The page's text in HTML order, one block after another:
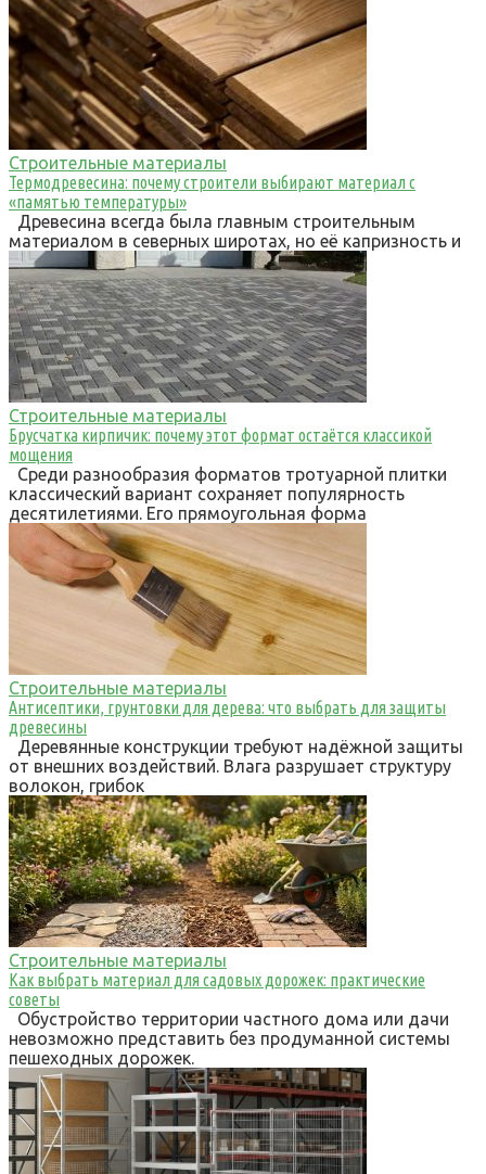
Строительные материалы
Термодревесина: почему строители выбирают материал с
«памятью температуры»
Древесина всегда была главным строительным
материалом в северных широтах, но её капризность и
Строительные материалы
Брусчатка кирпичик: почему этот формат остаётся классикой
мощения
Среди разнообразия форматов тротуарной плитки
классический вариант сохраняет популярность
десятилетиями. Его прямоугольная форма
Строительные материалы
Антисептики, грунтовки для дерева: что выбрать для защиты
древесины
Деревянные конструкции требуют надёжной защиты
от внешних воздействий. Влага разрушает структуру
волокон, грибок
Строительные материалы
Как выбрать материал для садовых дорожек: практические
советы
Обустройство территории частного дома или дачи
невозможно представить без продуманной системы
пешеходных дорожек.